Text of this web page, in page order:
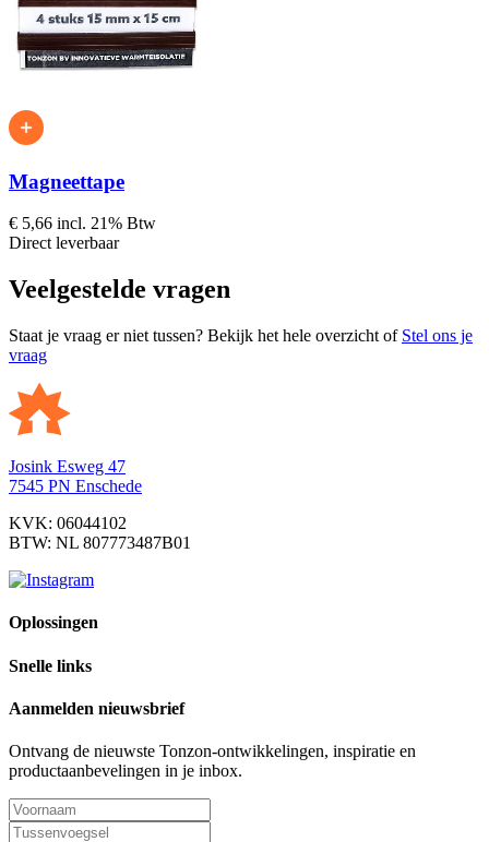
Magneettape
€ 5,66 incl. 21% Btw
Direct leverbaar
Veelgestelde vragen
Staat je vraag er niet tussen? Bekijk het hele overzicht of Stel ons je
vraag
Josink Esweg 47
7545 PN Enschede
KVK: 06044102
BTW: NL 807773487B01
Oplossingen
Snelle links
Aanmelden nieuwsbrief
Ontvang de nieuwste Tonzon-ontwikkelingen, inspiratie en
productaanbevelingen in je inbox.